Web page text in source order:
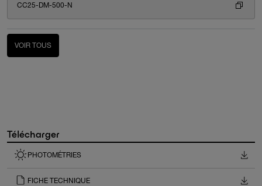
CC25-DM-500-N
VOIR TOUS
Télécharger
PHOTOMÉTRIES
FICHE TECHNIQUE